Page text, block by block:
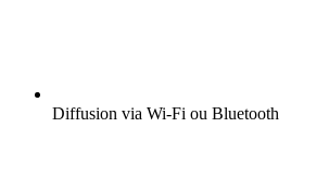
Diffusion via Wi-Fi ou Bluetooth